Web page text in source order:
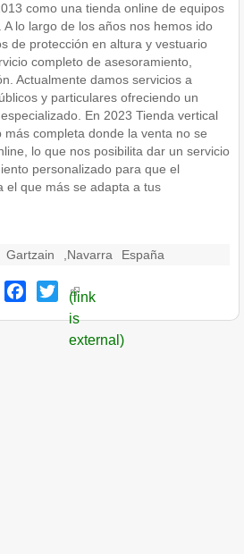
como una tienda online de equipos
lo largo de los años nos hemos ido
de protección en altura y vestuario
completo de asesoramiento,
Actualmente damos servicios a
y particulares ofreciendo un
En 2023 Tienda vertical
completa donde la venta no se
lo que nos posibilita dar un servicio
personalizado para que el
el que más se adapta a tus
Gartzain Navarra España
Facebook
Twitter
(link
is
external)